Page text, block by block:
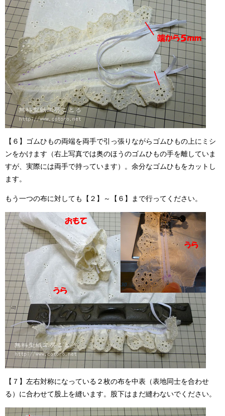
【６】ゴムひもの両端を両手で引っ張りながらゴムひもの上にミシ
ンをかけます（右上写真では奥のほうのゴムひもの手を離していま
すが、実際には両手で持っています）。余分なゴムひもをカットし
ます。
もう一つの布に対しても【２】～【６】まで行ってください。
【７】左右対称になっている２枚の布を中表（表地同士を合わせ
る）に合わせて股上を縫います。股下はまだ縫わないでください。